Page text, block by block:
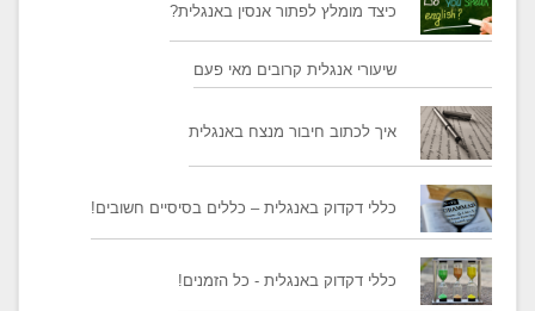
כיצד מומלץ לפתור אנסין באנגלית?
​שיעורי אנגלית קרובים מאי פעם
איך לכתוב חיבור מנצח באנגלית
כללי דקדוק באנגלית – כללים בסיסיים חשובים!
כללי דקדוק באנגלית - כל הזמנים!